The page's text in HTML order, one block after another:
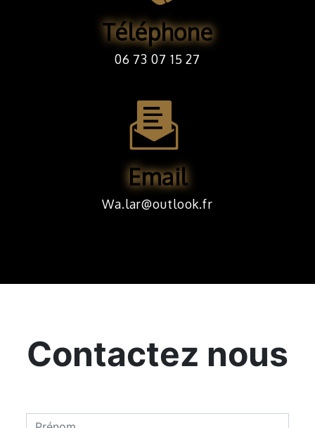
Téléphone
06 73 07 15 27
Email
wa.lar@outlook.fr
Contactez nous